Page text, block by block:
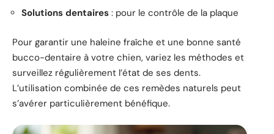
Solutions dentaires : pour le contrôle de la plaque
Pour garantir une haleine fraîche et une bonne santé
bucco-dentaire à votre chien, variez les méthodes et
surveillez régulièrement l’état de ses dents.
L’utilisation combinée de ces remèdes naturels peut
s’avérer particulièrement bénéfique.